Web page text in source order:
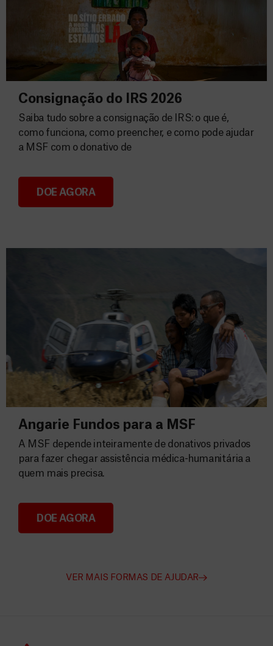
Consignação do IRS 2026
Consignação do IRS 2026
Saiba tudo sobre a consignação de IRS: o que é,
como funciona, como preencher, e como pode ajudar
a MSF com o donativo de
DOE AGORA
Angarie Fundos para a MSF
Angarie Fundos para a MSF
A MSF depende inteiramente de donativos privados
para fazer chegar assistência médica-humanitária a
quem mais precisa.
DOE AGORA
VER MAIS FORMAS DE AJUDAR